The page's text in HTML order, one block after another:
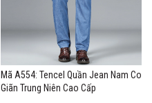
Mã A554: Tencel Quần Jean Nam Co
Giãn Trung Niên Cao Cấp